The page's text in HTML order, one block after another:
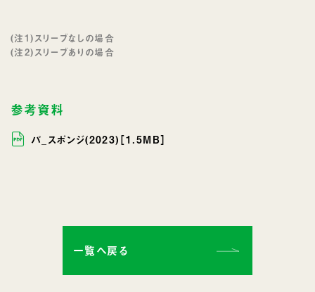
(注1)スリーブなしの場合
(注2)スリーブありの場合
参考資料
パ_スポンジ(2023)［1.5MB］
一覧へ戻る